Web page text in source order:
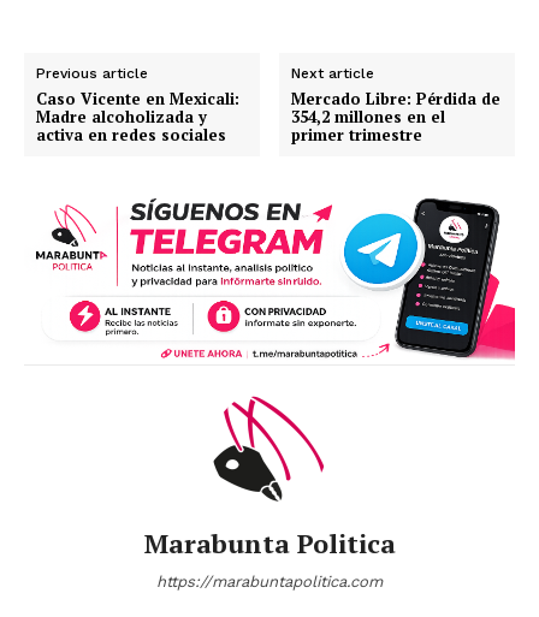
Previous article
Caso Vicente en Mexicali:
Madre alcoholizada y
activa en redes sociales
Next article
Mercado Libre: Pérdida de
354,2 millones en el
primer trimestre
Marabunta Politica
https://marabuntapolitica.com